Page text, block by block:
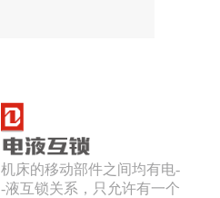
机床的移动部件之间均有电-
-液互锁关系，只允许有一个